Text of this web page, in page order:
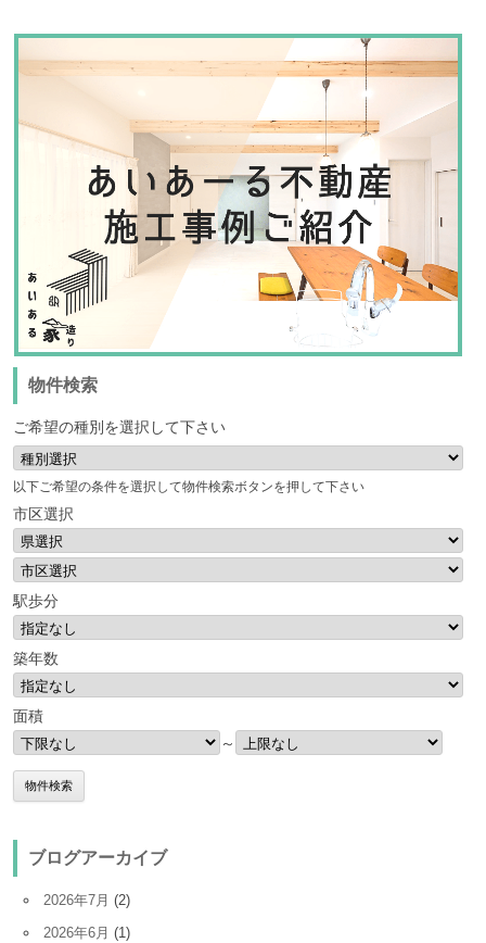
物件検索
ご希望の種別を選択して下さい
以下ご希望の条件を選択して物件検索ボタンを押して下さい
市区選択
駅歩分
築年数
面積
～
ブログアーカイブ
2026年7月 (2)
2026年6月 (1)